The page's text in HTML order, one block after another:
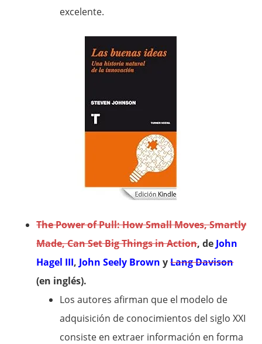
excelente.
The Power of Pull: How Small Moves, Smartly
Made, Can Set Big Things in Action, de John
Hagel III, John Seely Brown yLang Davison
(en inglés).
Los autores afirman que el modelo de
adquisición de conocimientos del siglo XXI
consiste en extraer información en forma